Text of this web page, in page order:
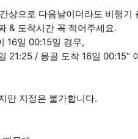
상으로 다음날이더라도 비행기
& 도착시간 꼭 적어주세요.
16일 00:15일 경우,
21:25 / 몽골 도착 16일 00:15"
만 지정은 불가합니다.